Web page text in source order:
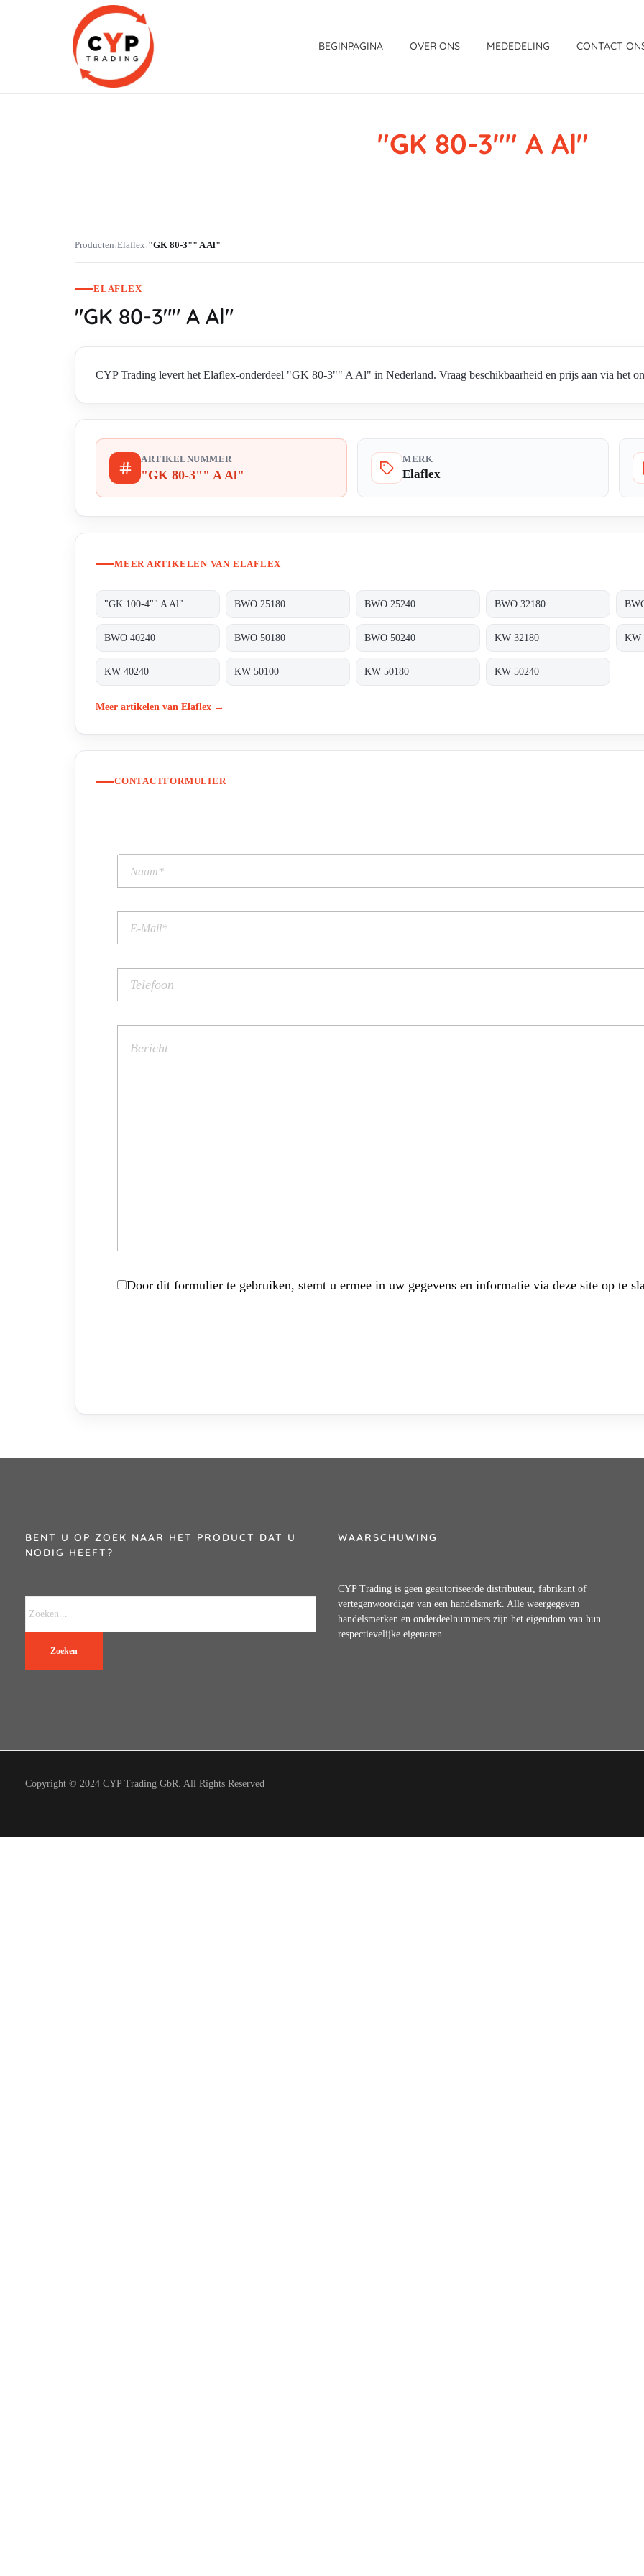
BEGINPAGINA OVER ONS MEDEDELING CONTACT
"GK 80-3"" A Al"
Producten›Elaflex›"GK 80-3"" A Al"
ELAFLEX
"GK 80-3"" A Al"
CYP Trading levert het Elaflex-onderdeel "GK 80-3"" A Al" in Nederland. Vraag beschikbaarheid en prijs aan via het
ARTIKELNUMMER
"GK 80-3"" A Al"
MERK
Elaflex
MEER ARTIKELEN VAN ELAFLEX
"GK 100-4"" A Al" BWO 25180 BWO 25240 BWO 32180
BWO 40240 BWO 50180 BWO 50240 KW 32180 KW
KW 40240 KW 50100 KW 50180 KW 50240
Meer artikelen van Elaflex →
CONTACTFORMULIER
Door dit formulier te gebruiken, stemt u ermee in uw gegevens en informatie via deze site op te
BENT U OP ZOEK NAAR HET PRODUCT DAT U
NODIG HEEFT?
Zoeken
WAARSCHUWING
CYP Trading is geen geautoriseerde distributeur, fabrikant of
vertegenwoordiger van een handelsmerk. Alle weergegeven
handelsmerken en onderdeelnummers zijn het eigendom van hun
respectievelijke eigenaren.
Copyright © 2024 CYP Trading GbR. All Rights Reserved